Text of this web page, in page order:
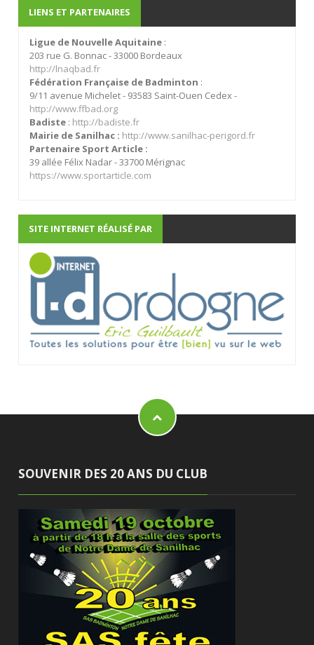
LIENS ET PARTENAIRES
Ligue de Nouvelle Aquitaine :
203 rue G. Bonnac - 33000 Bordeaux
http://lnaqbad.fr
Fédération Française de Badminton :
9/11 avenue Michelet - 93583 Saint-Ouen Cedex -
http://www.ffbad.org
Badiste : http://badiste.fr
Mairie de Sanilhac : http://www.sanilhac-perigord.fr
Partenaire Sport Article :
39 allée Félix Nadar - 33700 Mérignac
https://www.sportarticle.com
SITE INTERNET RÉALISÉ PAR
SOUVENIR DES 20 ANS DU CLUB